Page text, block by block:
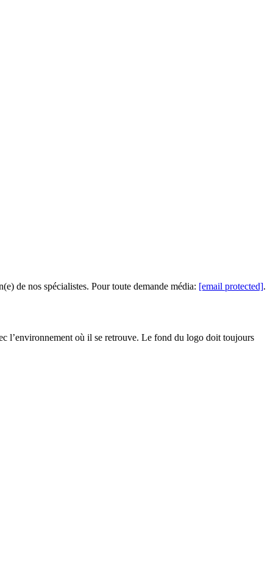
de nos spécialistes. Pour toute demande média: [email protected].
l’environnement où il se retrouve. Le fond du logo doit toujours